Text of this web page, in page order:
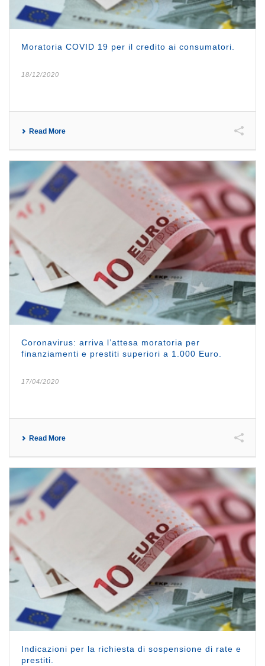
Moratoria COVID 19 per il credito ai consumatori.
18/12/2020
Read More
Coronavirus: arriva l’attesa moratoria per
finanziamenti e prestiti superiori a 1.000 Euro.
17/04/2020
Read More
Indicazioni per la richiesta di sospensione di rate e
prestiti.